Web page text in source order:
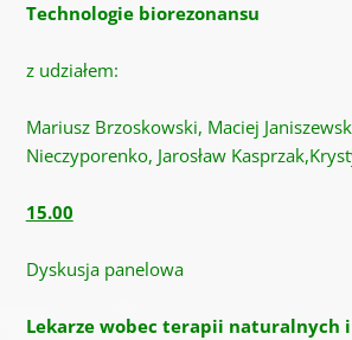
Technologie biorezonansu
z udziałem:
Mariusz Brzoskowski, Maciej
Nieczyporenko, Jarosław
15.00
Dyskusja panelowa
Lekarze wobec terapii naturalnych